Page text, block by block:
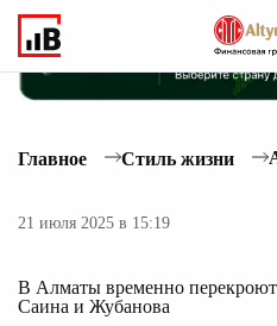
Главное Стиль жизни
21 июля 2025 в 15:19
В Алматы временно перекроют
Саина и Жубанова